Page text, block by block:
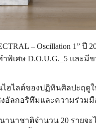
– Oscillation 1”
พิเศษ D.O.U.G._5 และมีข
นไฮไลต์ของปฏิทินศิลปะ
อัลกอริทึมและความร่วม
านาชาติจำนวน 20 รายจ